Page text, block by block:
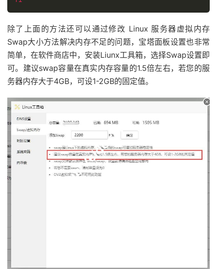
除了上面的方法还可以通过修改 Linux 服务器虚拟内存
Swap大小方法解决内存不足的问题，宝塔面板设置也非常
简单，在软件商店中，安装Liunx工具箱，选择Swap设置即
可。建议swap容量在真实内存容量的1.5倍左右，若您的服
务器内存大于4GB，可设1-2GB的固定值。